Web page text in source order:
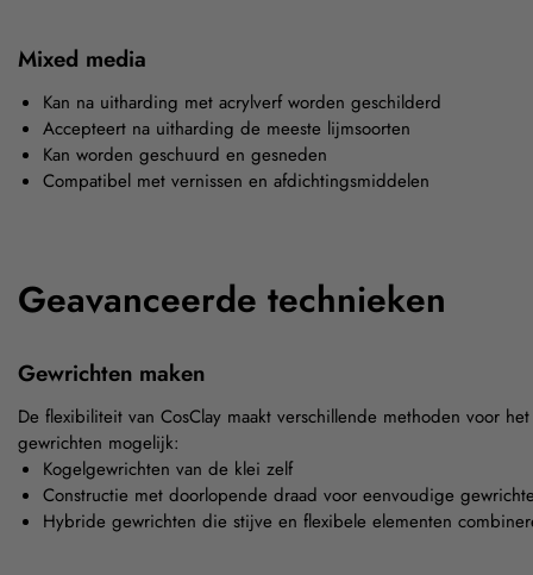
Mixed media
Kan na uitharding met acrylverf worden geschilderd
Accepteert na uitharding de meeste lijmsoorten
Kan worden geschuurd en gesneden
Compatibel met vernissen en afdichtingsmiddelen
Geavanceerde technieken
Gewrichten maken
De flexibiliteit van CosClay maakt verschillende methoden voor
gewrichten mogelijk:
Kogelgewrichten van de klei zelf
Constructie met doorlopende draad voor eenvoudige
Hybride gewrichten die stijve en flexibele elementen